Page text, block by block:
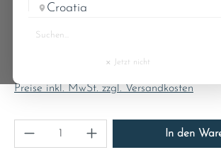
Preise inkl. MwSt. zzgl. Versandkosten
Produkt Anzahl: Gib denIn den
Croatia
Czech Republic
Denmark
× Jetzt nicht